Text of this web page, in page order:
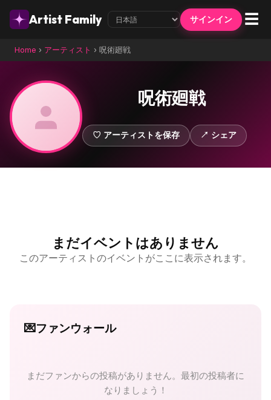
Artist Family サインイン ☰
Home › アーティスト › 呪術廻戦
呪術廻戦
♡ アーティストを保存 ↗ シェア
まだイベントはありません
このアーティストのイベントがここに表示されます。
💌ファンウォール
まだファンからの投稿がありません。最初の投稿者に
なりましょう！